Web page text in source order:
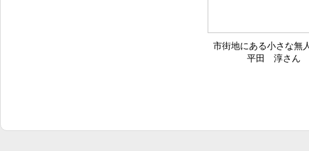
市街地にある小さな無
平田 淳さん